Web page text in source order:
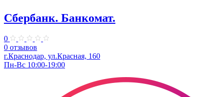
Сбербанк. Банкомат.
0
0 отзывов
г.Краснодар, ул.​Красная, 160
Пн-Вс 10:00-19:00